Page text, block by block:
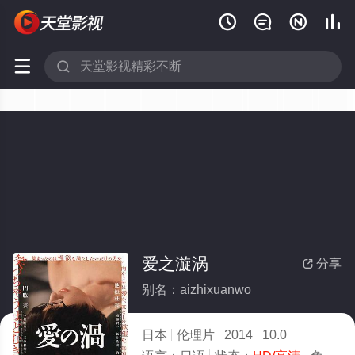
   
 
 分享
爱之漩涡
别名：aizhixuanwo
日本 伦理片 2014
10.0